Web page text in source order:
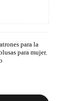
para la
para mujer,